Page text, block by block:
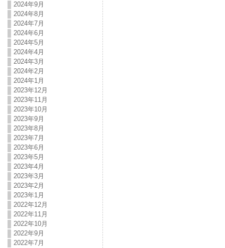
2024年9月
2024年8月
2024年7月
2024年6月
2024年5月
2024年4月
2024年3月
2024年2月
2024年1月
2023年12月
2023年11月
2023年10月
2023年9月
2023年8月
2023年7月
2023年6月
2023年5月
2023年4月
2023年3月
2023年2月
2023年1月
2022年12月
2022年11月
2022年10月
2022年9月
2022年7月